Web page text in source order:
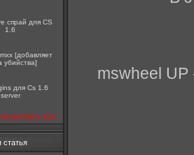
спрай для CS
1.6
[добавляет
убийства]
для Cs 1.6
server
посмотреть все
статья
mswheel UP